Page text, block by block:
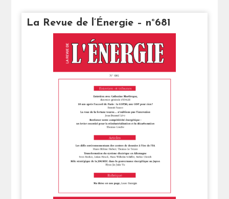
La Revue de l’Énergie – n°681